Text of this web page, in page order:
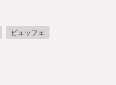
ビュッフェ